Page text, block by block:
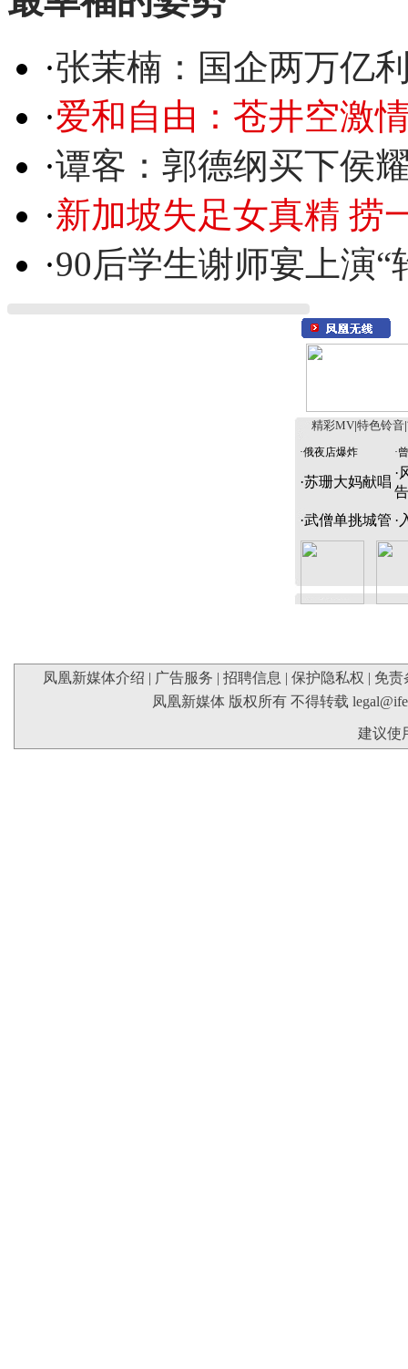
·张茉楠：国企两万亿
·爱和自由：苍井空激
·谭客：郭德纲买下侯
·新加坡失足女真精 捞
·90后学生谢师宴上演“
精彩MV 特色铃音
·俄夜店爆炸 ·
·苏珊大妈献唱
·
告
·武僧单挑城管 ·
凤凰新媒体介绍 | 广告服务 | 招聘信息 | 保护隐私权 | 免责
凤凰新媒体 版权所有 不得转载
建议使